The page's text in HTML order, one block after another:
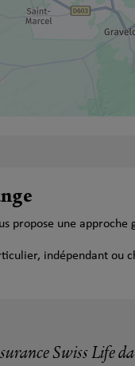
propose une
indépendant
Swiss Life